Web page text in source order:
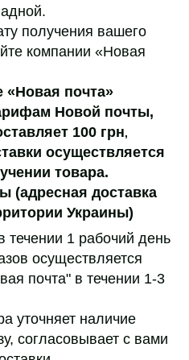
получения вашего
компании «Новая
«Новая почта»
Новой почты,
100 грн,
осуществляется
товара.
(адресная доставка
Украины)
течении 1 рабочий день
осуществляется
почта" в течении 1-3
уточняет наличие
согласовывает с вами